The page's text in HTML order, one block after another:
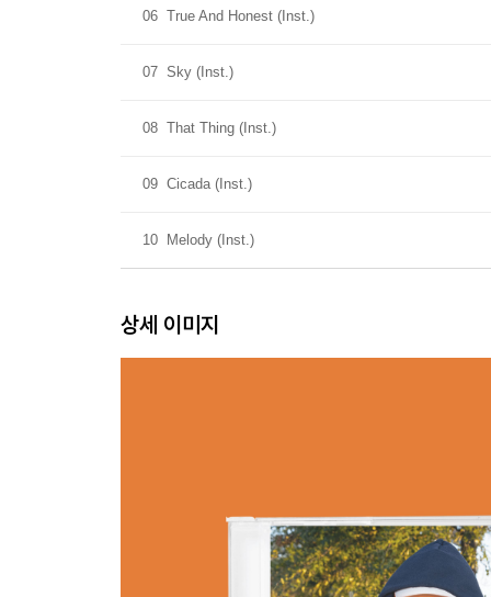
06 True And Honest (Inst.)
07 Sky (Inst.)
08 That Thing (Inst.)
09 Cicada (Inst.)
10 Melody (Inst.)
상세 이미지